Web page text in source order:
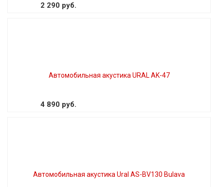
2 290 руб.
Автомобильная акустика URAL AK-47
4 890 руб.
Автомобильная акустика Ural AS-BV130 Bulava